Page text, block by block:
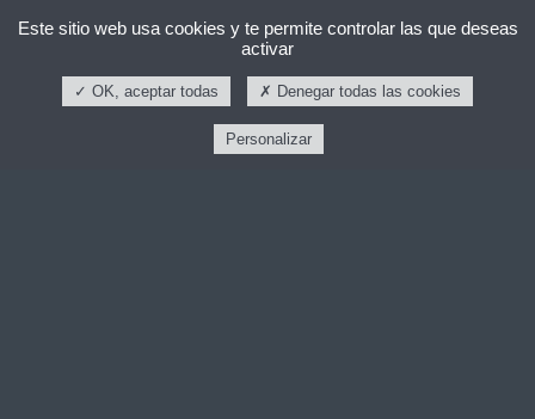
Este sitio web usa cookies y te permite controlar las que deseas
activar
OK, aceptar todas Denegar todas las cookies
Personalizar